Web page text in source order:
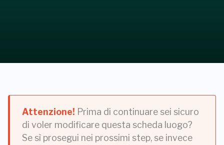
Attenzione! Prima di continuare sei sicuro
di voler modificare questa scheda luogo?
Se sì prosegui nei prossimi step, se invece